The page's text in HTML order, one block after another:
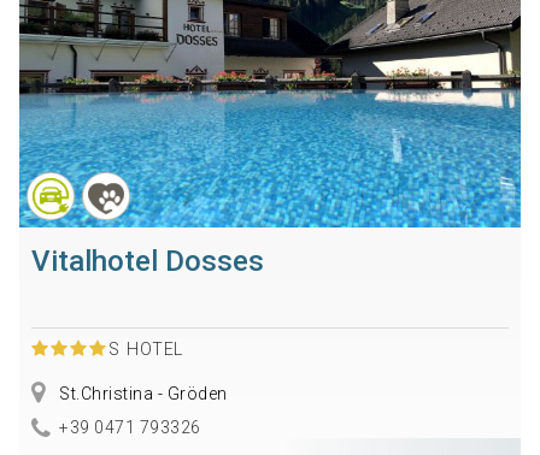
Vitalhotel Dosses
S HOTEL
St.Christina - Gröden
+39 0471 793326